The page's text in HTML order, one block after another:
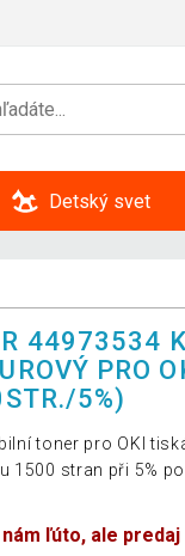
Detský svet
44973534
PRO
5%)
toner pro OKI
1500 stran při 5%
ľúto, ale predaj